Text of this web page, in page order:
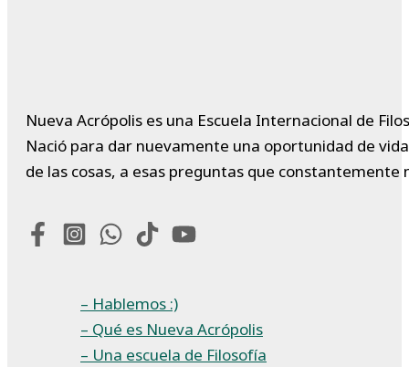
Nueva Acrópolis es una Escuela Internacional de
Nació para dar nuevamente una oportunidad de
de las cosas, a esas preguntas que constantemente
– Hablemos :)
– Qué es Nueva Acrópolis
– Una escuela de Filosofía